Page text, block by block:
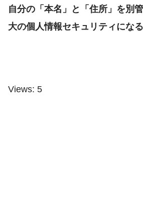
自分の「本名」と「住所」を別
大の個人情報セキュリティにな
Views: 5